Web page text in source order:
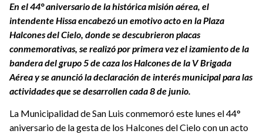
En el 44° aniversario de la histórica misión aérea, el
intendente Hissa encabezó un emotivo acto en la Plaza
Halcones del Cielo, donde se descubrieron placas
conmemorativas, se realizó por primera vez el izamiento de la
bandera del grupo 5 de caza los Halcones de la V Brigada
Aérea y se anunció la declaración de interés municipal para las
actividades que se desarrollen cada 8 de junio.
La Municipalidad de San Luis conmemoró este lunes el 44°
aniversario de la gesta de los Halcones del Cielo con un acto